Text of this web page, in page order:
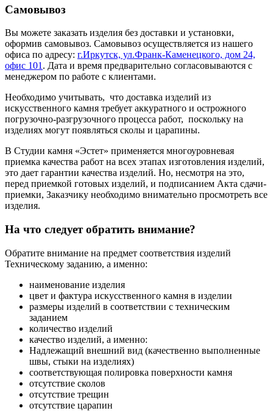
Самовывоз
Вы можете заказать изделия без доставки и установки,
оформив самовывоз. Самовывоз осуществляется из нашего
офиса по адресу: г.Иркутск, ул.Франк-Каменецкого, дом 24,
офис 101 . Дата и время предварительно согласовываются с
менеджером по работе с клиентами.
Необходимо учитывать, что доставка изделий из
искусственного камня требует аккуратного и острожного
погрузочно-разгрузочного процесса работ, поскольку на
изделиях могут появляться сколы и царапины.
В Студии камня «Эстет» применяется многоуровневая
приемка качества работ на всех этапах изготовления изделий,
это дает гарантии качества изделий. Но, несмотря на это,
перед приемкой готовых изделий, и подписанием Акта сдачи-
приемки, Заказчику необходимо внимательно просмотреть все
изделия.
На что следует обратить внимание?
Обратите внимание на предмет соответствия изделий
Техническому заданию, а именно:
наименование изделия
цвет и фактура искусственного камня в изделии
размеры изделий в соответствии с техническим
заданием
количество изделий
качество изделий, а именно:
Надлежащий внешний вид (качественно выполненные
швы, стыки на изделиях)
соответствующая полировка поверхности камня
отсутствие сколов
отсутствие трещин
отсутствие царапин